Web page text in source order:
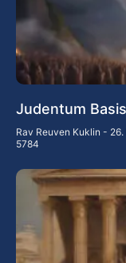
Judentum
Rav Reuven Kuklin
5784